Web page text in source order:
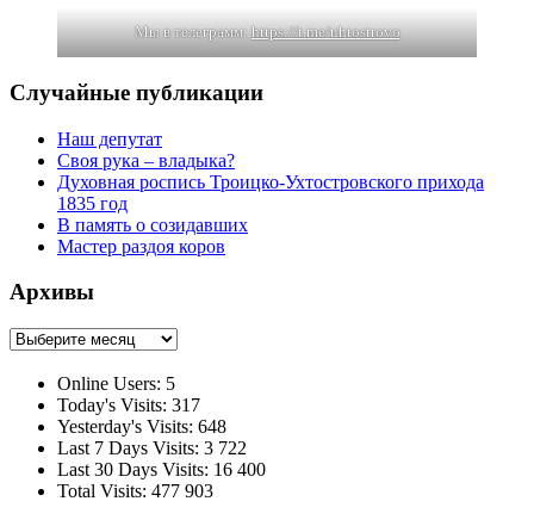
Мы в телеграмм:https://t.me/uhtostrovo
Случайные публикации
Наш депутат
Своя рука – владыка?
Духовная роспись Троицко-Ухтостровского прихода
1835 год
В память о созидавших
Мастер раздоя коров
Архивы
Архивы
Online Users: 5
Today's Visits: 317
Yesterday's Visits: 648
Last 7 Days Visits: 3 722
Last 30 Days Visits: 16 400
Total Visits: 477 903